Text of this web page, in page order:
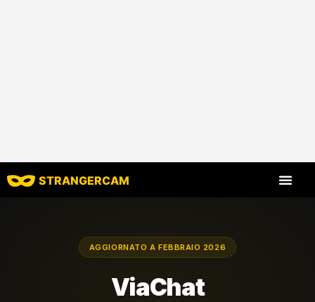
STRANGERCAM
AGGIORNATO A FEBBRAIO 2026
ViaChat